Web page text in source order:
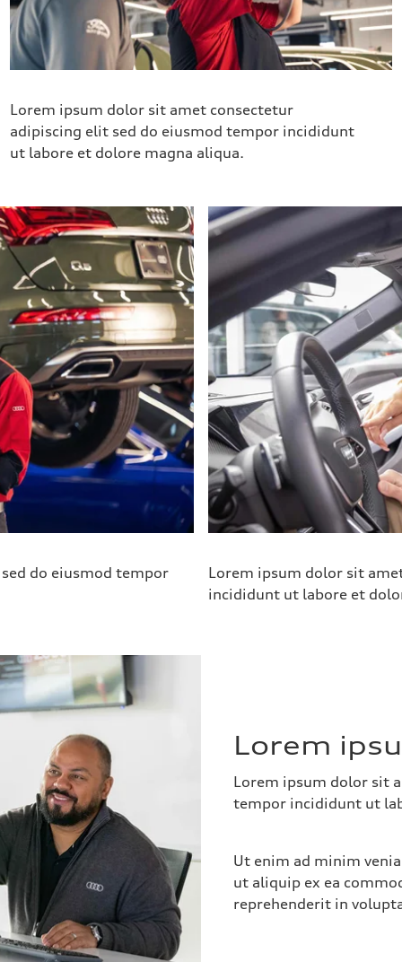
Lorem ipsum dolor sit amet consectetur
adipiscing elit sed do eiusmod tempor incididunt
ut labore et dolore magna aliqua.
do eiusmod tempor
Lorem ipsum dolor sit
incididunt ut labore et
Lorem
Lorem ipsum dolor sit
tempor incididunt ut
Ut enim ad minim
ut aliquip ex ea
reprehenderit in